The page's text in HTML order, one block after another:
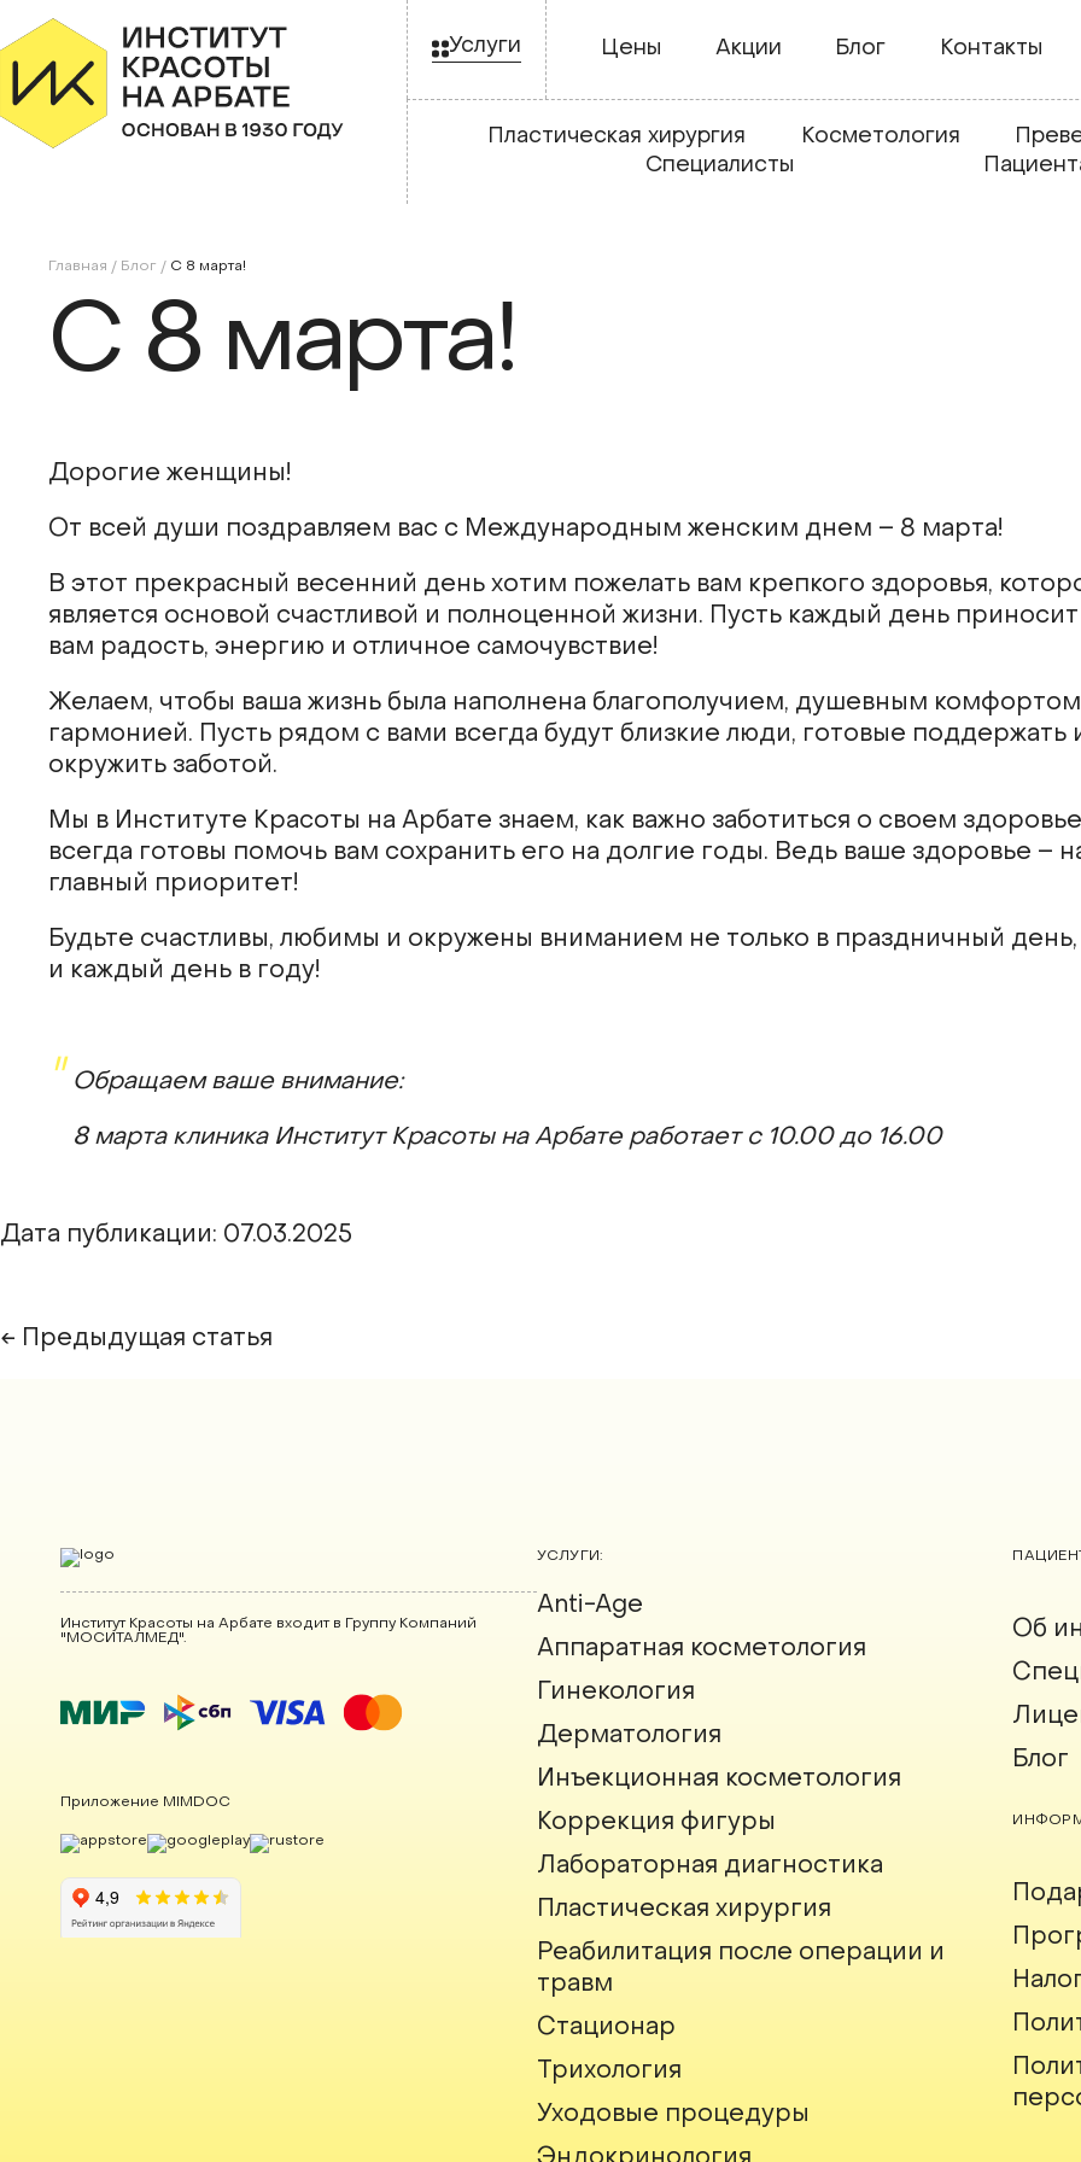
Услуги Цены Акции Блог Контакты
Пластическая хирургия Косметология
Специалисты
Главная / Блог / С 8 марта!
С 8 марта!
Дорогие женщины!
От всей души поздравляем вас с Международным женским днем – 8 марта!
В этот прекрасный весенний день хотим пожелать вам крепкого здоровья,
является основой счастливой и полноценной жизни. Пусть каждый день приносит
вам радость, энергию и отличное самочувствие!
Желаем, чтобы ваша жизнь была наполнена благополучием, душевным
гармонией. Пусть рядом с вами всегда будут близкие люди, готовые поддержать
окружить заботой.
Мы в Институте Красоты на Арбате знаем, как важно заботиться о своем
всегда готовы помочь вам сохранить его на долгие годы. Ведь ваше здоровье –
главный приоритет!
Будьте счастливы, любимы и окружены вниманием не только в праздничный день,
и каждый день в году!
Обращаем ваше внимание:
8 марта клиника Институт Красоты на Арбате работает с 10.00 до 16.00
Дата публикации: 07.03.2025
← Предыдущая статья
Институт Красоты на Арбате входит в Группу Компаний
"МОСИТАЛМЕД".
Приложение MIMDOC
УСЛУГИ:
Anti-Age
Аппаратная косметология
Гинекология
Дерматология
Инъекционная косметология
Коррекция фигуры
Лабораторная диагностика
Пластическая хирургия
Реабилитация после операции и
травм
Стационар
Трихология
Уходовые процедуры
Об
Блог